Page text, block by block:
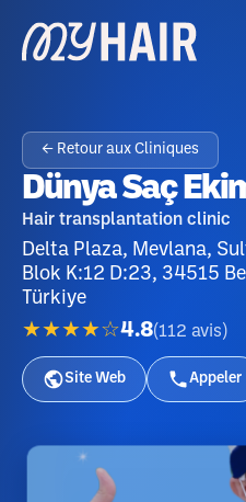
← Retour aux Cliniques
Dünya Saç
Hair transplantation clinic
Delta Plaza, Mevlana,
Blok K:12 D:23, 34515
Türkiye
★★★★☆4.8(112 avis )
Site Web Appeler